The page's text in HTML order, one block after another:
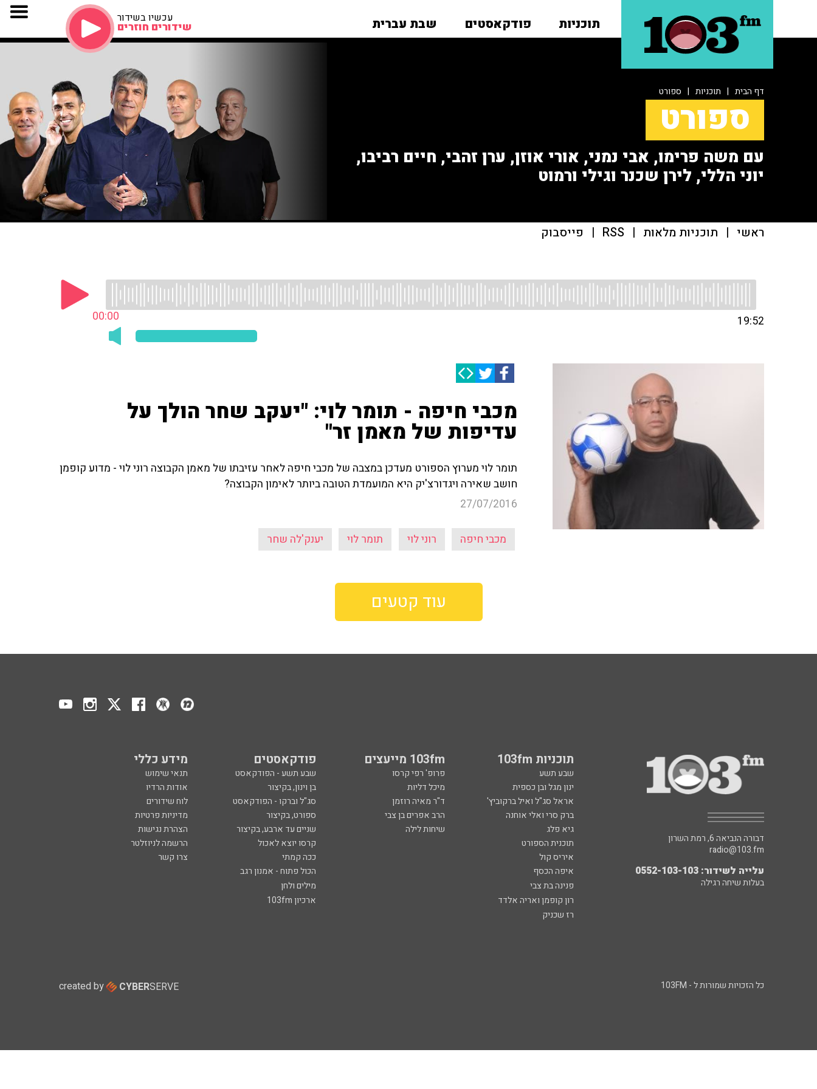
תוכניות פודקאסטים שבת עברית עכשיו בשידור
שידורים חוזרים
דף הבית | תוכניות | ספורט
ספורט
עם משה פרימו, אבי נמני, אורי אוזן, ערן זהבי, חיים רביבו,
יוני הללי, לירן שכנר וגילי ורמוט
ראשי | תוכניות מלאות |
RSS
| פייסבוק
00:00 19:52
מכבי חיפה - תומר לוי: "יעקב שחר הולך על
עדיפות של מאמן זר"
תומר לוי מערוץ הספורט מעדכן במצבה של מכבי חיפה לאחר עזיבתו של מאמן הקבוצה רוני לוי - מדוע קופמן
חושב שאירה ויגדורצ'יק היא המועמדת הטובה ביותר לאימון הקבוצה?
27/07/2016
מכבי חיפה רוני לוי תומר לוי יענק'לה שחר
עוד קטעים
תוכניות 103fm 103fm מייעצים פודקאסטים מידע כללי
שבע תשע פרופ' רפי קרסו שבע תשע - הפודקאסט
תנאי שימוש
ינון מגל ובן כספית
מיכל דליות בן וינון, בקיצור
אודות הרדיו
אראל סג"ל ואיל ברקוביץ'
ד"ר מאיה רוזמן סג"ל וברקו - הפודקאסט
לוח שידורים
ברק סרי ואלי אוחנה
הרב אפרים בן צבי ספורט, בקיצור
מדיניות פרטיות
גיא פלג
שיחות לילה שניים עד ארבע, בקיצור
הצהרת נגישות
תוכנית הספורט
קרסו יוצא לאכול
הרשמה לניוזלטר
איריס קול
ככה קמתי
צרו קשר
איפה הכסף
הכול פתוח - אמנון רגב
פנינה בת צבי
מילים ולחן
רון קופמן ואריה אלדד
ארכיון 103fm
רז שכניק
דבורה הנביאה 6, רמת השרון
radio@103.fm
עלייה לשידור: 0552-103-103
בעלות שיחה רגילה
כל הזכויות שמורות ל - 103FM created by CYBERSERVE